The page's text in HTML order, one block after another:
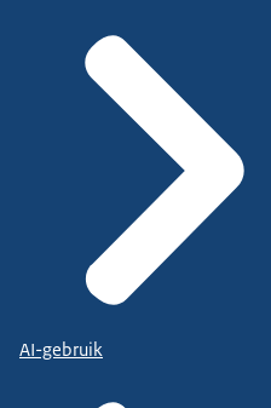
AI-gebruik